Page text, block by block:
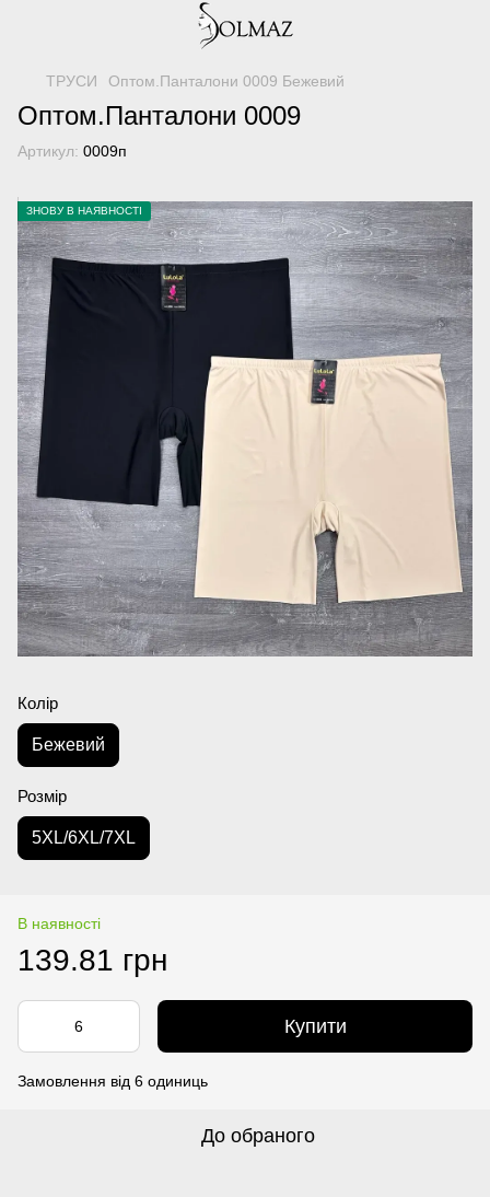
ТРУСИ Оптом.Панталони 0009 Бежевий
Оптом.Панталони 0009
Артикул: 0009п
ЗНОВУ В НАЯВНОСТІ
Колір
Бежевий
Розмір
5XL/6XL/7XL
В наявності
139.81 грн
Купити
Замовлення від 6 одиниць
До обраного